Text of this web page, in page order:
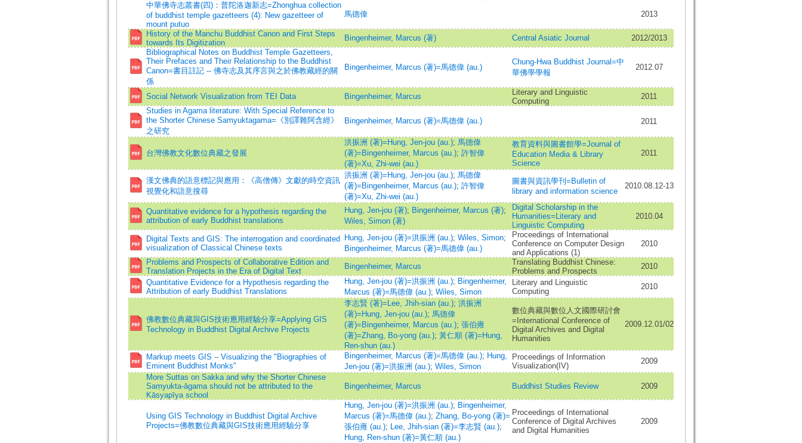
中華佛寺志叢書(四)：普陀洛迦新志=Zhonghua collection
of buddhist temple gazetteers (4): New gazetteer of
mount putuo
馬德偉 2013
History of the Manchu Buddhist Canon and First Steps
towards Its Digitization
Bingenheimer, Marcus (著) Central Asiatic Journal
2012/2013
Bibliographical Notes on Buddhist Temple Gazetteers,
Their Prefaces and Their Relationship to the Buddhist
Canon=書目註記 -- 佛寺志及其序言與之於佛教藏經的關
係
Bingenheimer, Marcus (著)=馬德偉 (au.)
Chung-Hwa Buddhist Journal=中
華佛學學報
2012.07
Social Network Visualization from TEI Data Bingenheimer, Marcus
Literary and Linguistic
Computing
2011
Studies in Agama literature: With Special Reference to
the Shorter Chinese Samyuktagama=《別譯雜阿含經》
之研究
Bingenheimer, Marcus (著)=馬德偉 (au.) 2011
台灣佛教文化數位典藏之發展
洪振洲 (著)=Hung, Jen-jou (au.); 馬德偉
(著)=Bingenheimer, Marcus (au.); 許智偉
(著)=Xu, Zhi-wei (au.)
教育資料與圖書館學=Journal of
Education Media & Library
Science
2011
漢文佛典的語意標記與應用：《高僧傳》文獻的時空資訊
視覺化和語意搜尋
洪振洲 (著)=Hung, Jen-jou (au.); 馬德偉
(著)=Bingenheimer, Marcus (au.); 許智偉
(著)=Xu, Zhi-wei (au.)
圖書與資訊學刊=Bulletin of
library and information science
2010.08.12-13
Quantitative evidence for a hypothesis regarding the
attribution of early Buddhist translations
Hung, Jen-jou (著); Bingenheimer, Marcus (著);
Wiles, Simon (著)
Digital Scholarship in the
Humanities=Literary and
Linguistic Computing
2010.04
Digital Texts and GIS: The interrogation and coordinated
visualization of Classical Chinese texts
Hung, Jen-jou (著)=洪振洲 (au.); Wiles, Simon;
Bingenheimer, Marcus (著)=馬德偉 (au.)
Proceedings of International
Conference on Computer Design
and Applications (1)
2010
Problems and Prospects of Collaborative Edition and
Translation Projects in the Era of Digital Text
Bingenheimer, Marcus
Translating Buddhist Chinese:
Problems and Prospects
2010
Quantitative Evidence for a Hypothesis regarding the
Attribution of early Buddhist Translations
Hung, Jen-jou (著)=洪振洲 (au.); Bingenheimer,
Marcus (著)=馬德偉 (au.); Wiles, Simon
Literary and Linguistic
Computing
2010
佛教數位典藏與GIS技術應用經驗分享=Applying GIS
Technology in Buddhist Digital Archive Projects
李志賢 (著)=Lee, Jhih-sian (au.); 洪振洲
(著)=Hung, Jen-jou (au.); 馬德偉
(著)=Bingenheimer, Marcus (au.); 張伯雍
(著)=Zhang, Bo-yong (au.); 黃仁順 (著)=Hung,
Ren-shun (au.)
數位典藏與數位人文國際研討會
=International Conference of
Digital Archives and Digital
Humanities
2009.12.01/02
Markup meets GIS – Visualizing the "Biographies of
Eminent Buddhist Monks"
Bingenheimer, Marcus (著)=馬德偉 (au.); Hung,
Jen-jou (著)=洪振洲 (au.); Wiles, Simon
Proceedings of Information
Visualization(IV)
2009
More Suttas on Sakka and why the Shorter Chinese
Saṃyukta-āgama should not be attributed to the
Kāsyapīya school
Bingenheimer, Marcus Buddhist Studies Review 2009
Using GIS Technology in Buddhist Digital Archive
Projects=佛教數位典藏與GIS技術應用經驗分享
Hung, Jen-jou (著)=洪振洲 (au.); Bingenheimer,
Marcus (著)=馬德偉 (au.); Zhang, Bo-yong (著)=
張伯雍 (au.); Lee, Jhih-sian (著)=李志賢 (au.);
Hung, Ren-shun (著)=黃仁順 (au.)
Proceedings of International
Conference of Digital Archives
and Digital Humanities
2009